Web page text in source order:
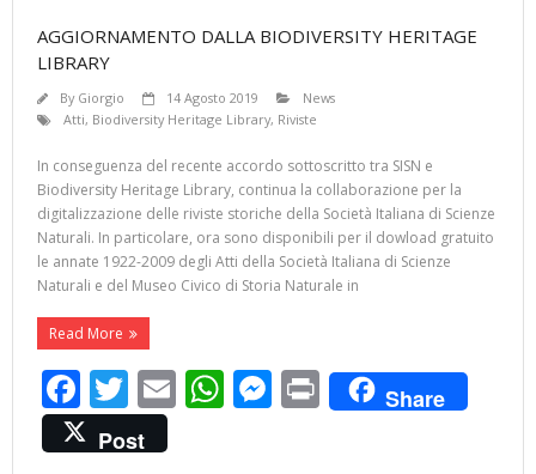
AGGIORNAMENTO DALLA BIODIVERSITY HERITAGE
LIBRARY
By Giorgio 14 Agosto 2019
News
Atti, Biodiversity Heritage Library, Riviste
In conseguenza del recente accordo sottoscritto tra SISN e
Biodiversity Heritage Library, continua la collaborazione per la
digitalizzazione delle riviste storiche della Società Italiana di Scienze
Naturali. In particolare, ora sono disponibili per il dowload gratuito
le annate 1922-2009 degli Atti della Società Italiana di Scienze
Naturali e del Museo Civico di Storia Naturale in
Read More
F
ac
T
w
E W M Pr
in
Share
Post